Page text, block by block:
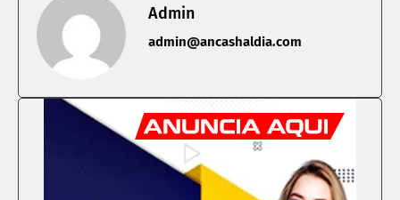
Admin
admin@ancashaldia.com